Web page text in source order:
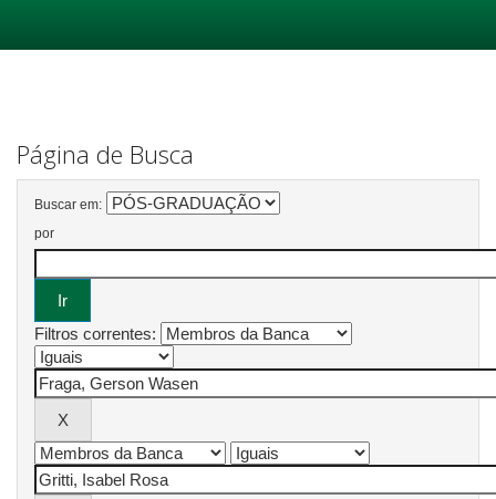
Página de Busca
Buscar em:
por
Filtros correntes: